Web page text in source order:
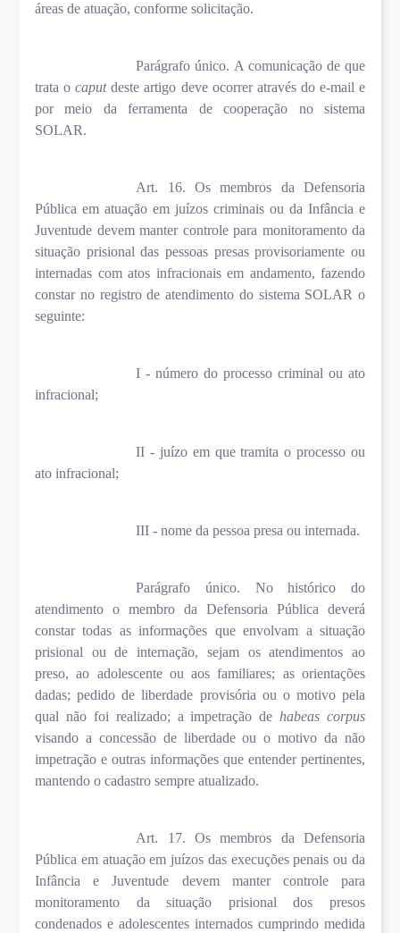
áreas de atuação, conforme solicitação.
Parágrafo único. A comunicação de que
trata ocaputdeste artigo deve ocorrer através do e-mail e
por meio da ferramenta de cooperação no sistema
SOLAR.
Art. 16. Os membros da Defensoria
Pública em atuação em juízos criminais ou da Infância e
Juventude devem manter controle para monitoramento da
situação prisional das pessoas presas provisoriamente ou
internadas com atos infracionais em andamento, fazendo
constar no registro de atendimento do sistema SOLAR o
seguinte:
I - número do processo criminal ou ato
infracional;
II - juízo em que tramita o processo ou
ato infracional;
III - nome da pessoa presa ou internada.
Parágrafo único. No histórico do
atendimento o membro da Defensoria Pública deverá
constar todas as informações que envolvam a situação
prisional ou de internação, sejam os atendimentos ao
preso, ao adolescente ou aos familiares; as orientações
dadas; pedido de liberdade provisória ou o motivo pela
qual não foi realizado; a impetração de habeas corpus
visando a concessão de liberdade ou o motivo da não
impetração e outras informações que entender pertinentes,
mantendo o cadastro sempre atualizado.
Art. 17. Os membros da Defensoria
Pública em atuação em juízos das execuções penais ou da
Infância e Juventude devem manter controle para
monitoramento da situação prisional dos presos
condenados e adolescentes internados cumprindo medida